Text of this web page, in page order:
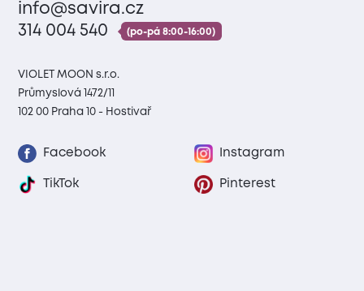
info@savira.cz
314 004 540
(po-pá 8:00-16:00)
VIOLET MOON s.r.o.
Průmyslová 1472/11
102 00 Praha 10 - Hostivař
Facebook Instagram
TikTok Pinterest